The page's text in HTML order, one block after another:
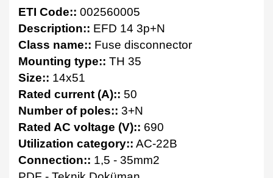
ETI Code:: 002560005
Description:: EFD 14 3p+N
Class name:: Fuse disconnector
Mounting type:: TH 35
Size:: 14x51
Rated current (A):: 50
Number of poles:: 3+N
Rated AC voltage (V):: 690
Utilization category:: AC-22B
Connection:: 1,5 - 35mm2